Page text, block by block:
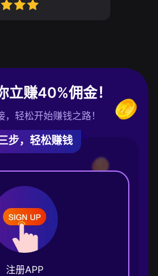
立赚40%佣金！
，轻松开始赚钱之路！
步，轻松赚钱
注册APP